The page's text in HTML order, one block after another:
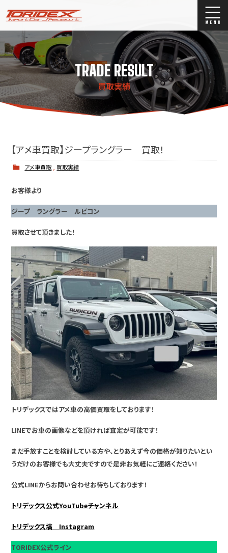
ブログ
Stock list
ストックリスト
買取
TRADE RESULT
買取実績
【アメ車買取】ジープラングラー 買取！
アメ車買取 買取実績
お客様より
ジープ ラングラー ルビコン
買取させて頂きました！
トリデックスではアメ車の高価買取をしております！
LINEでお車の画像などを頂ければ査定が可能です！
まだ手放すことを検討している方や、とりあえず今の価格が知りたいとい
うだけのお客様でも大丈夫ですので是非お気軽にご連絡ください！
公式LINEからお問い合わせお待ちしております！
トリデックス公式YouTubeチャンネル
トリデックス塙 Instagram
TORIDEX公式ライン